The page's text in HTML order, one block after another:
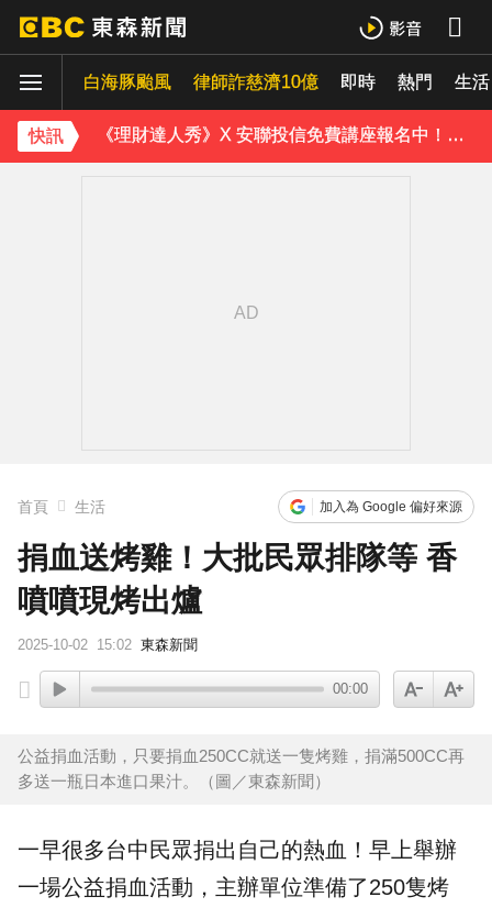
白海豚颱風 律師詐慈濟10億 即時 熱門 生活
快訊
疑不堪碎念！桃園老翁殺85歲妻 金屬拐杖「打斷成兩截」
《理財達人秀》X 安聯投信免費講座報名中！搶先卡位 2027
首頁 生活 加入為 Google 偏好來源
捐血送烤雞！大批民眾排隊等 香
噴噴現烤出爐
2025-10-02 15:02 東森新聞
00:00
公益捐血活動，只要捐血250CC就送一隻烤雞，捐滿500CC再
多送一瓶日本進口果汁。（圖／東森新聞）
一早很多台中 民眾捐出自己的熱血！早上舉辦
一場公益捐血活動，主辦單位準備了250隻烤